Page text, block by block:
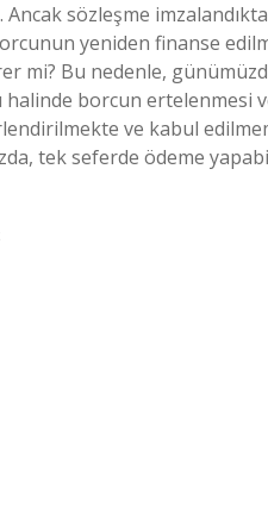
sözleşme
yeniden finanse
mi? Bu nedenle,
halinde borcun
ve kabul
tek seferde ödeme